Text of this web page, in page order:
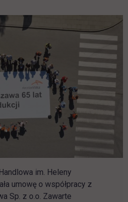
im. Heleny
umowę o współpracy z
Sp. z o.o. Zawarte